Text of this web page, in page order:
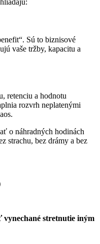
Sú to biznisové
vaše tržby, kapacitu a
retenciu a hodnotu
rozvrh neplatenými
o náhradných hodinách
strachu, bez drámy a bez
stretnutie iným